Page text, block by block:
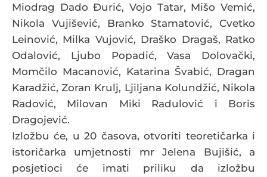
Miodrag Dado Đurić, Vojo Tatar, Mišo Vemić,
Nikola Vujišević, Branko Stamatović, Cvetko
Leinović, Milka Vujović, Draško Dragaš, Ratko
Odalović, Ljubo Popadić, Vasa Dolovački,
Momčilo Macanović, Katarina Švabić, Dragan
Karadžić, Zoran Krulj, Ljiljana Kolundžić, Nikola
Radović, Milovan Miki Radulović i Boris
Dragojević.
Izložbu će, u 20 časova, otvoriti teoretičarka i
istoričarka umjetnosti mr Jelena Bujišić, a
posjetioci će imati priliku da izložbu